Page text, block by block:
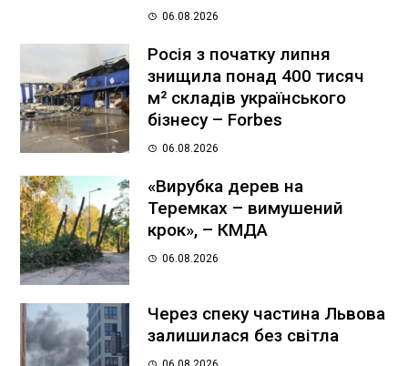
06.08.2026
Росія з початку липня
знищила понад 400 тисяч
м² складів українського
бізнесу – Forbes
06.08.2026
«Вирубка дерев на
Теремках – вимушений
крок», – КМДА
06.08.2026
Через спеку частина Львова
залишилася без світла